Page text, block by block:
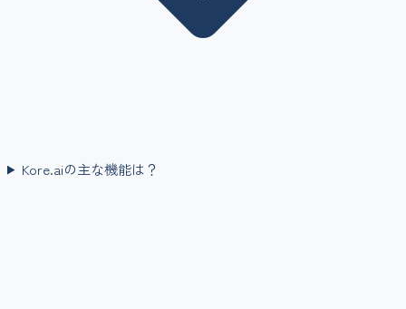
Kore.aiの主な機能は？